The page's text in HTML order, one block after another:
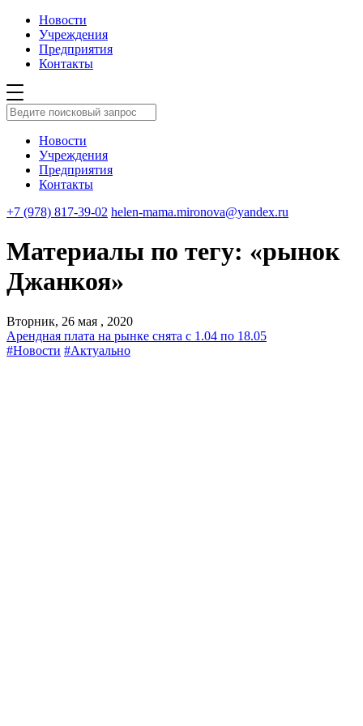
Новости
Учреждения
Предприятия
Контакты
Новости
Учреждения
Предприятия
Контакты
+7 (978) 817-39-02 helen-mama.mironova@yandex.ru
Материалы по тегу: «рынок
Джанкоя»
Вторник, 26 мая , 2020
Арендная плата на рынке снята с 1.04 по 18.05
#Новости #Актуально